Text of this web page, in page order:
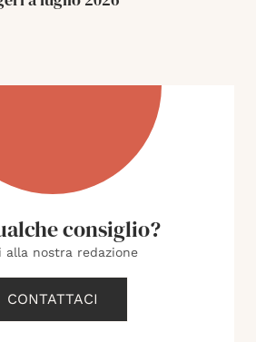
consiglio?
alla nostra redazione
CONTATTACI